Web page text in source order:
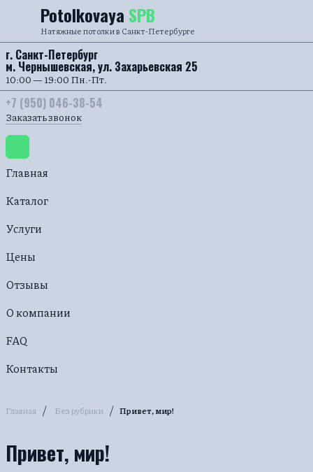
Перейти к содержанию
Potolkovaya SPB
Натяжные потолки в Санкт-Петербурге
г. Санкт-Петербург
м. Чернышевская, ул. Захарьевская 25
10:00 — 19:00 Пн.-Пт.
+7 (950) 046-38-54
Заказать звонок
Главная
Каталог
Услуги
Цены
Отзывы
О компании
FAQ
Контакты
Главная / Без рубрики / Привет, мир!
Привет, мир!